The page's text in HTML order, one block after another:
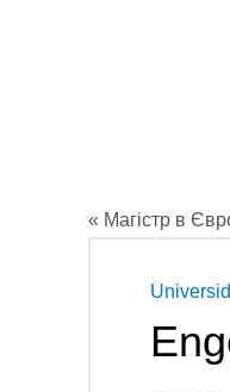
« Магістр в